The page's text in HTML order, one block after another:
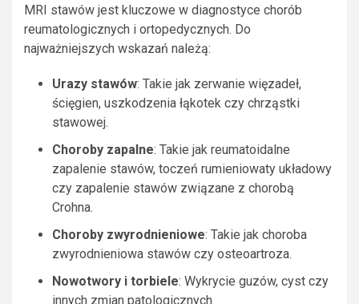
MRI stawów jest kluczowe w diagnostyce chorób
reumatologicznych i ortopedycznych. Do
najważniejszych wskazań należą:
Urazy stawów: Takie jak zerwanie więzadeł,
ścięgien, uszkodzenia łąkotek czy chrząstki
stawowej.
Choroby zapalne: Takie jak reumatoidalne
zapalenie stawów, toczeń rumieniowaty układowy
czy zapalenie stawów związane z chorobą
Crohna.
Choroby zwyrodnieniowe: Takie jak choroba
zwyrodnieniowa stawów czy osteoartroza.
Nowotwory i torbiele: Wykrycie guzów, cyst czy
innych zmian patologicznych.